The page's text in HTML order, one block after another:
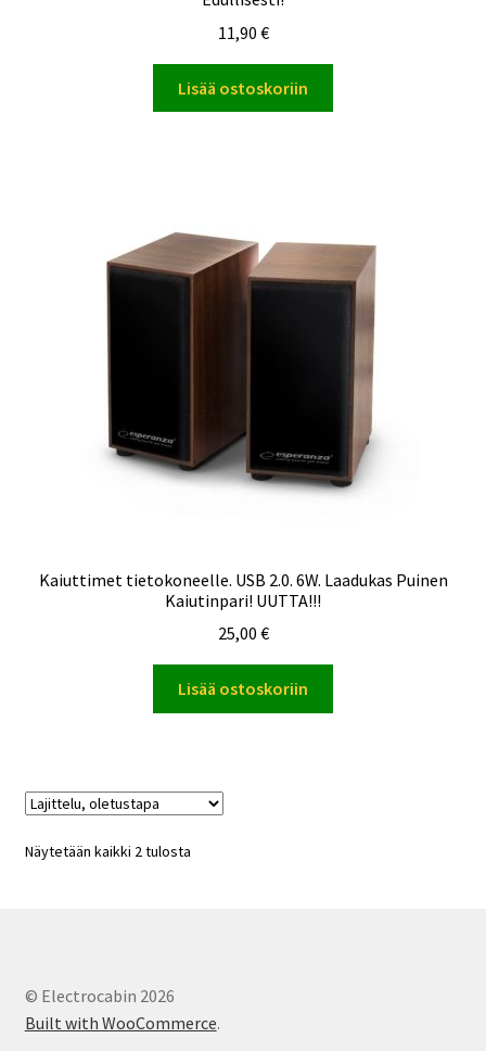
11,90 €
Lisää ostoskoriin
Kaiuttimet tietokoneelle. USB 2.0. 6W. Laadukas Puinen
Kaiutinpari! UUTTA!!!
25,00 €
Lisää ostoskoriin
Näytetään kaikki 2 tulosta
© Electrocabin 2026
Built with WooCommerce.